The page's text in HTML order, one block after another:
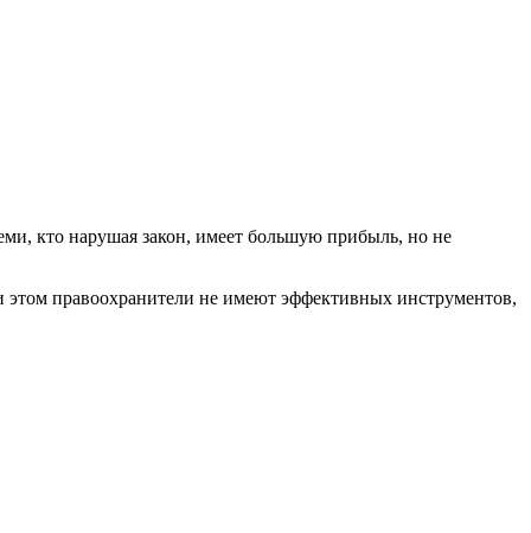
кто нарушая закон, имеет большую прибыль, но не
правоохранители не имеют эффективных инструментов,